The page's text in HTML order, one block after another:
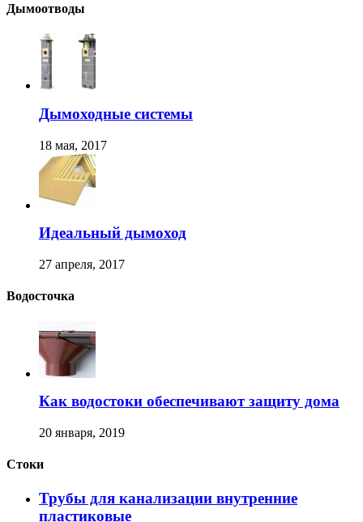
Дымоотводы
Дымоходные системы
18 мая, 2017
Идеальный дымоход
27 апреля, 2017
Водосточка
Как водостоки обеспечивают защиту дома
20 января, 2019
Стоки
Трубы для канализации внутренние
пластиковые